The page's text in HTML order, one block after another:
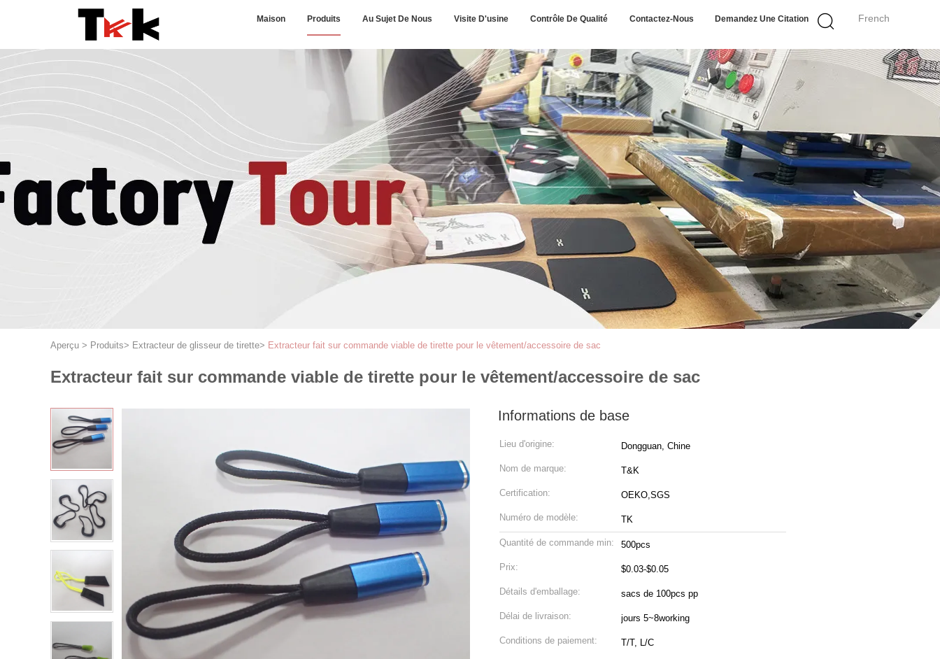
French
Maison Produits Au Sujet De Nous Visite D'usine Contrôle De Qualité Contactez-Nous Demandez Une Citation
Aperçu > Produits> Extracteur de glisseur de tirette> Extracteur fait sur commande viable de tirette pour le vêtement/accessoire de sac
Extracteur fait sur commande viable de tirette pour le vêtement/accessoire de sac
Informations de base
Lieu d'origine: Dongguan, Chine
Nom de marque: T&K
Certification: OEKO,SGS
Numéro de modèle: TK
Quantité de commande min: 500pcs
Prix: $0.03-$0.05
Détails d'emballage: sacs de 100pcs pp
Délai de livraison: jours 5~8working
Conditions de paiement: T/T, L/C